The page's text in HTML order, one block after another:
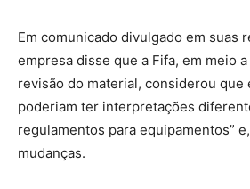
Em comunicado divulgado em suas
empresa disse que a Fifa, em meio
revisão do material, considerou que
poderiam ter interpretações
regulamentos para equipamentos”
mudanças.